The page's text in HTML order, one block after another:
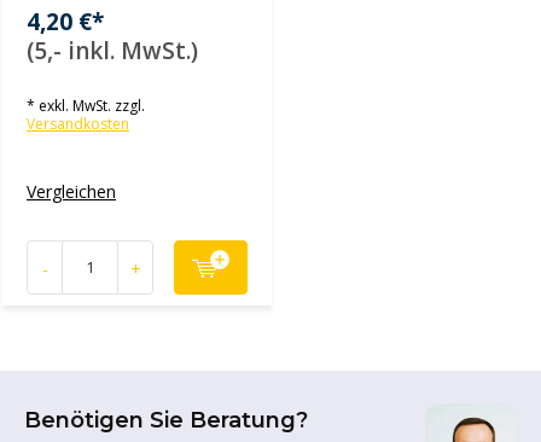
4,20 €*
(5,- inkl. MwSt.)
* exkl. MwSt. zzgl.
Versandkosten
Vergleichen
- +
Benötigen Sie Beratung?